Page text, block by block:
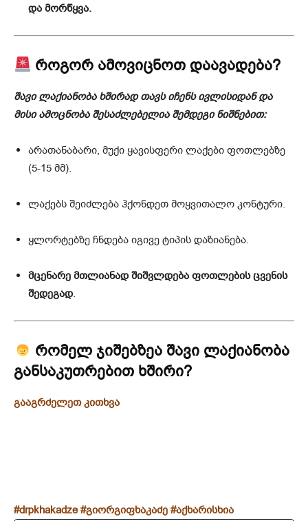
და მორწყვა.
როგორ ამოვიცნოთ დაავადება?
შავი ლაქიანობა ხშირად თავს იჩენს ივლისიდან და
მისი ამოცნობა შესაძლებელია შემდეგი ნიშნებით:
არათანაბარი, მუქი ყავისფერი ლაქები ფოთლებზე
(5-15 მმ).
ლაქებს შეიძლება ჰქონდეთ მოყვითალო კონტური.
ყლორტებზე ჩნდება იგივე ტიპის დაზიანება.
მცენარე მთლიანად შიშვლდება ფოთლების ცვენის
შედეგად.
რომელ ჯიშებზეა შავი ლაქიანობა
განსაკუთრებით ხშირი?
გააგრძელეთ კითხვა
#drpkhakadze #გიორგიფხაკაძე #აქხარისხია